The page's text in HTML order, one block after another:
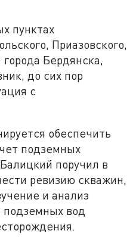
пунктах
Приазовского,
Бердянска,
до сих пор
с
обеспечить
подземных
поручил в
ревизию скважин,
и анализ
подземных вод